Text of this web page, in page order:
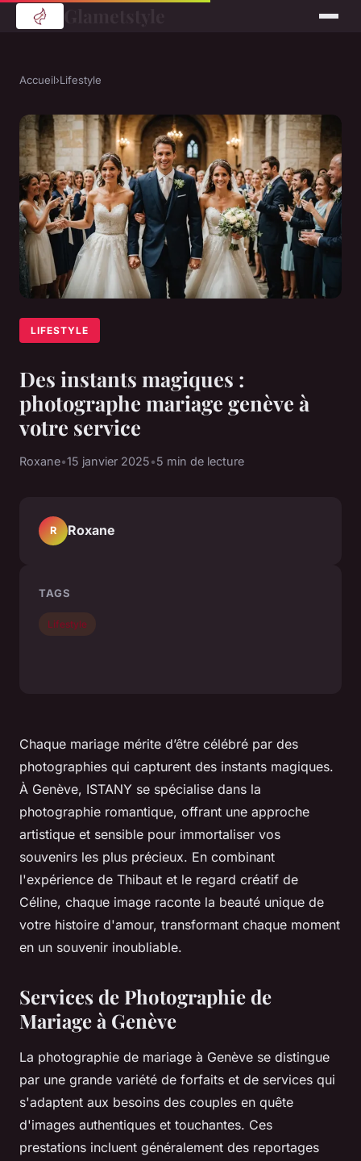
Accueil›Lifestyle
LIFESTYLE
Des instants magiques :
photographe mariage genève à
votre service
Roxane•15 janvier 2025•5 min de lecture
Chaque mariage mérite d’être célébré par des
photographies qui capturent des instants magiques.
À Genève, ISTANY se spécialise dans la
photographie romantique, offrant une approche
artistique et sensible pour immortaliser vos
souvenirs les plus précieux. En combinant
l'expérience de Thibaut et le regard créatif de
Céline, chaque image raconte la beauté unique de
votre histoire d'amour, transformant chaque moment
en un souvenir inoubliable.
Services de Photographie de
Mariage à Genève
La photographie de mariage à Genève se distingue
par une grande variété de forfaits et de services qui
s'adaptent aux besoins des couples en quête
d'images authentiques et touchantes. Ces
prestations incluent généralement des reportages
R Roxane
TAGS
Lifestyle